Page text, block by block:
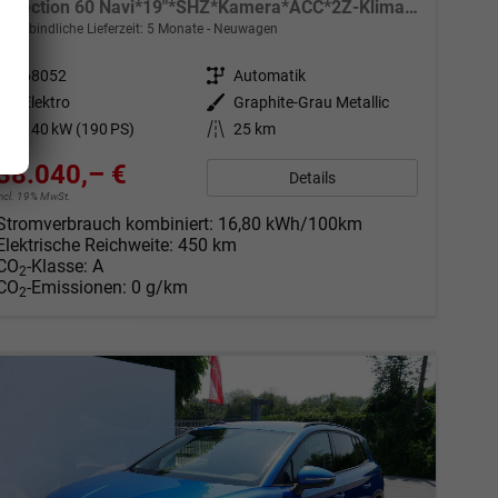
Selection 60 Navi*19"*SHZ*Kamera*ACC*2Z-Klimaauto*LED
unverbindliche Lieferzeit: 5 Monate Neuwagen
68052 Getriebe Automatik
Elektro Außenfarbe
Graphite-Grau Metallic
140 kW (190 PS) Kilometerstand 25 km
€
19% MwSt.
Details
kombiniert: 16,80 kWh/100km
Elektrische Reichweite: 450 km
2-Klasse: A
2-Emissionen: 0 g/km